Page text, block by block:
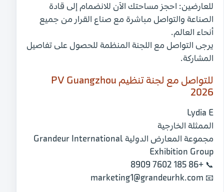
للعارضين: احجز مساحتك الآن للانضمام إلى قادة
الصناعة والتواصل مباشرة مع صناع القرار من جميع
أنحاء العالم.
يرجى التواصل مع اللجنة المنظمة للحصول على تفاصيل
المشاركة.
للتواصل مع لجنة تنظيم PV Guangzhou
2026
Lydia E
الممثلة الخارجية
مجموعة المعارض الدوليةGrandeur International
Exhibition Group
📞 +86 185 7602 8909
📧 marketing1@grandeurhk.com